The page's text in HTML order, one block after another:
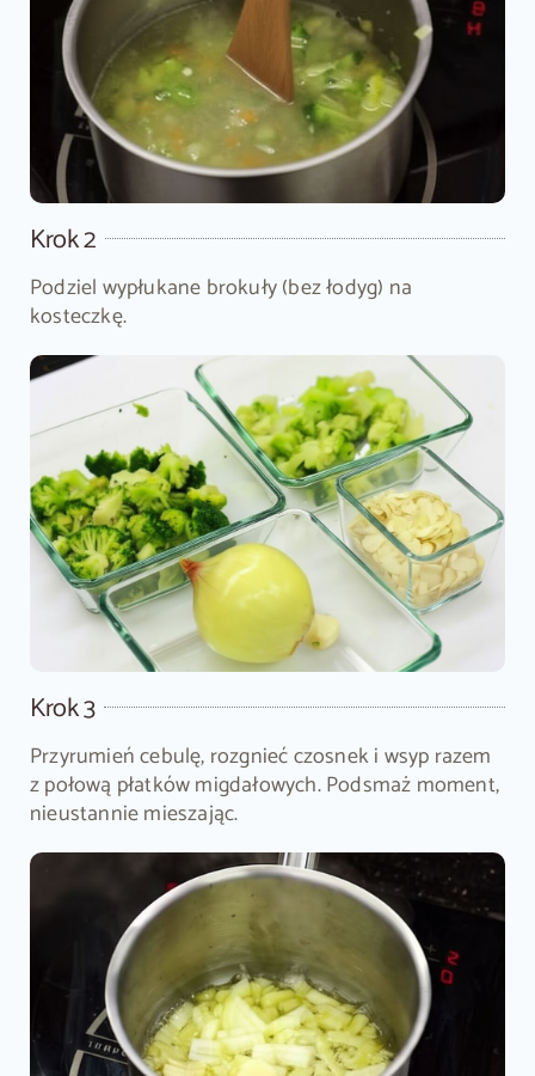
Krok 2
Podziel wypłukane brokuły (bez łodyg) na
kosteczkę.
Krok 3
Przyrumień cebulę, rozgnieć czosnek i wsyp razem
z połową płatków migdałowych. Podsmaż moment,
nieustannie mieszając.